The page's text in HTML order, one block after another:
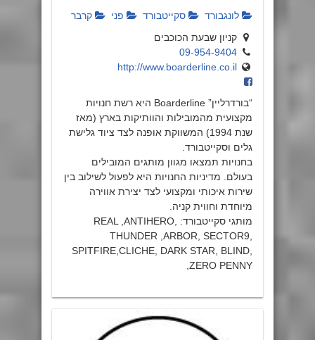
לונגבורד סקייטבורד פני
קרבר
קניון שבעת הכוכבים
09-954-9404
http://www.boarderline.co.il
“בורדרליין” Boarderline היא רשת חנויות
מקצועית מהמובילות והוותיקות בארץ (מאז
שנת 1994) המשווקת אופנה לצד ציוד גלישת
גלים וסקייטבורד.
בחנויות תמצאו מגוון מותגים המובילים
בעולם. מדיניות החנויות היא לפעול לשילוב בין
שירות איכותי ומקצועי לצד יצירת אווירה
מיוחדת וחווית קניה.
מותגי סקייטבורד: REAL ,ANTIHERO,
THUNDER ,ARBOR, SECTOR9,
SPITFIRE,CLICHE, DARK STAR, BLIND,
ZERO PENNY,